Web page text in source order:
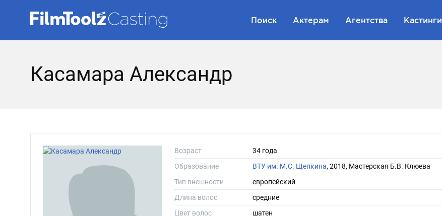
Поиск Актерам Агентства Кастинги
Касамара Александр
Возраст
34 года
Образование
ВТУ им. М.С. Щепкина, 2018, Мастерская Б.В. Клюева
Тип внешности
европейский
Длина волос
средние
Цвет волос
шатен